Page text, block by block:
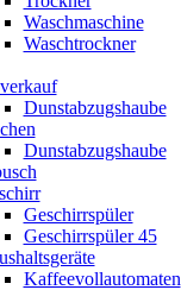
Waschmaschine
Waschtrockner
Dunstabzugshaube
Dunstabzugshaube
Geschirrspüler
Geschirrspüler 45
Kaffeevollautomaten